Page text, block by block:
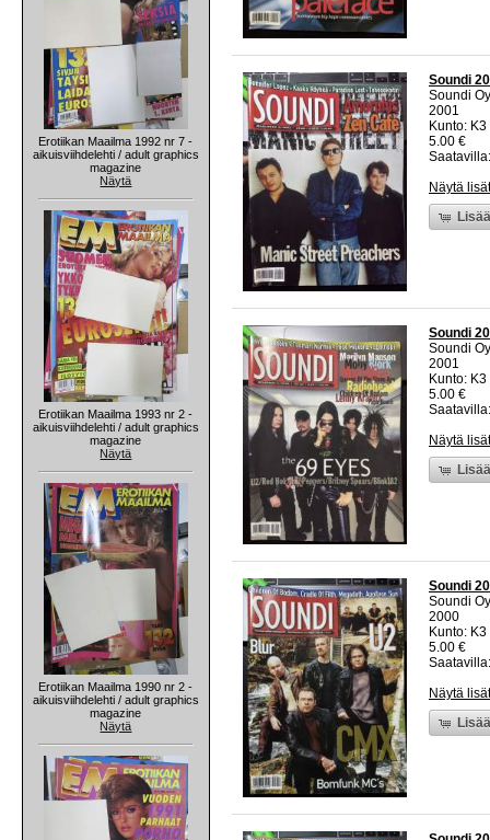
Erotiikan Maailma 1992 nr 7 -
aikuisviihdelehti / adult graphics
magazine
Näytä
Erotiikan Maailma 1993 nr 2 -
aikuisviihdelehti / adult graphics
magazine
Näytä
Erotiikan Maailma 1990 nr 2 -
aikuisviihdelehti / adult graphics
magazine
Näytä
Soundi
Soundi Oy
2001
Kunto:
5.00 €
Näytä
Soundi
Soundi Oy
2001
Kunto:
5.00 €
Näytä
Soundi
Soundi Oy
2000
Kunto:
5.00 €
Näytä